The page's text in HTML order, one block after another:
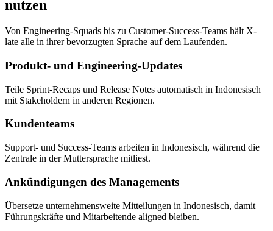
nutzen
Von Engineering-Squads bis zu Customer-Success-Teams hält X-
late alle in ihrer bevorzugten Sprache auf dem Laufenden.
Produkt- und Engineering-Updates
Teile Sprint-Recaps und Release Notes automatisch in Indonesisch
mit Stakeholdern in anderen Regionen.
Kundenteams
Support- und Success-Teams arbeiten in Indonesisch, während die
Zentrale in der Muttersprache mitliest.
Ankündigungen des Managements
Übersetze unternehmensweite Mitteilungen in Indonesisch, damit
Führungskräfte und Mitarbeitende aligned bleiben.